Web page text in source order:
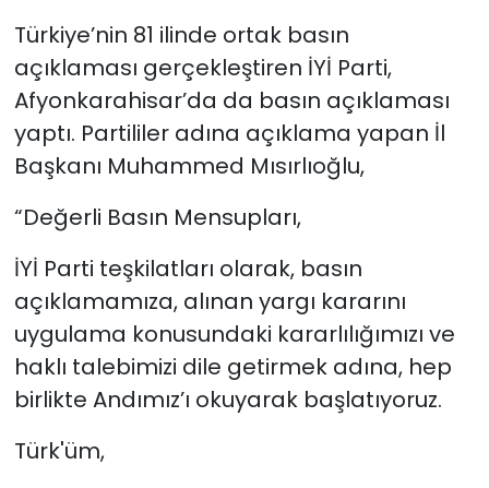
Türkiye’nin 81 ilinde ortak basın
açıklaması gerçekleştiren İYİ Parti,
Afyonkarahisar’da da basın açıklaması
yaptı. Partililer adına açıklama yapan İl
Başkanı Muhammed Mısırlıoğlu,
“Değerli Basın Mensupları,
İYİ Parti teşkilatları olarak, basın
açıklamamıza, alınan yargı kararını
uygulama konusundaki kararlılığımızı ve
haklı talebimizi dile getirmek adına, hep
birlikte Andımız’ı okuyarak başlatıyoruz.
Türk'üm,